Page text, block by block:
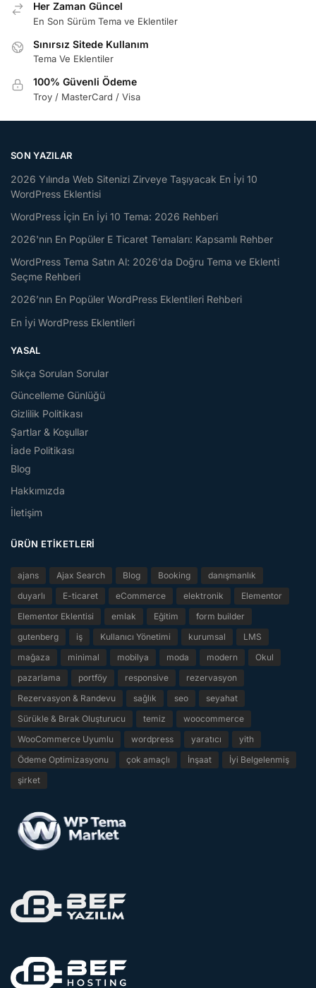
Her Zaman Güncel
En Son Sürüm Tema ve Eklentiler
Sınırsız Sitede Kullanım
Tema Ve Eklentiler
100% Güvenli Ödeme
Troy / MasterCard / Visa
SON YAZILAR
2026 Yılında Web Sitenizi Zirveye Taşıyacak En İyi 10
WordPress Eklentisi
WordPress İçin En İyi 10 Tema: 2026 Rehberi
2026'nın En Popüler E Ticaret Temaları: Kapsamlı Rehber
WordPress Tema Satın Al: 2026'da Doğru Tema ve Eklenti
Seçme Rehberi
2026’nın En Popüler WordPress Eklentileri Rehberi
En İyi WordPress Eklentileri
YASAL
Sıkça Sorulan Sorular
Güncelleme Günlüğü
Gizlilik Politikası
Şartlar & Koşullar
İade Politikası
Blog
Hakkımızda
İletişim
ÜRÜN ETIKETLERI
ajans Ajax Search Blog Booking
danışmanlık
duyarlı
E-ticaret eCommerce elektronik
Elementor
Elementor Eklentisi
emlak Eğitim
form builder
gutenberg
iş Kullanıcı Yönetimi kurumsal
LMS
mağaza
minimal mobilya moda modern
Okul
pazarlama
portföy responsive
rezervasyon
Rezervasyon & Randevu
sağlık seo
seyahat
Sürükle & Bırak Oluşturucu
temiz
woocommerce
WooCommerce Uyumlu
wordpress yaratıcı
yith
Ödeme Optimizasyonu
çok amaçlı İnşaat
İyi Belgelenmiş
şirket